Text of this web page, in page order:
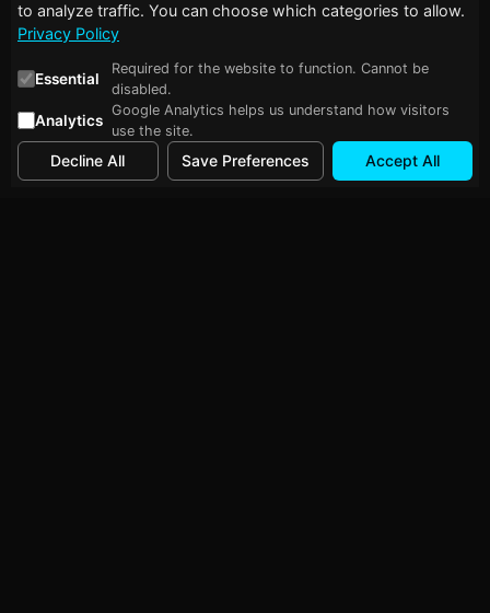
to analyze traffic. You can choose which categories to allow.
Privacy Policy
Essential
Required for the website to function. Cannot be
disabled.
Analytics
Google Analytics helps us understand how visitors
use the site.
Decline All Save Preferences Accept All